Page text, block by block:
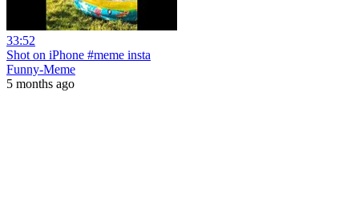
33:52
Shot on iPhone #meme insta
Funny-Meme
5 months ago